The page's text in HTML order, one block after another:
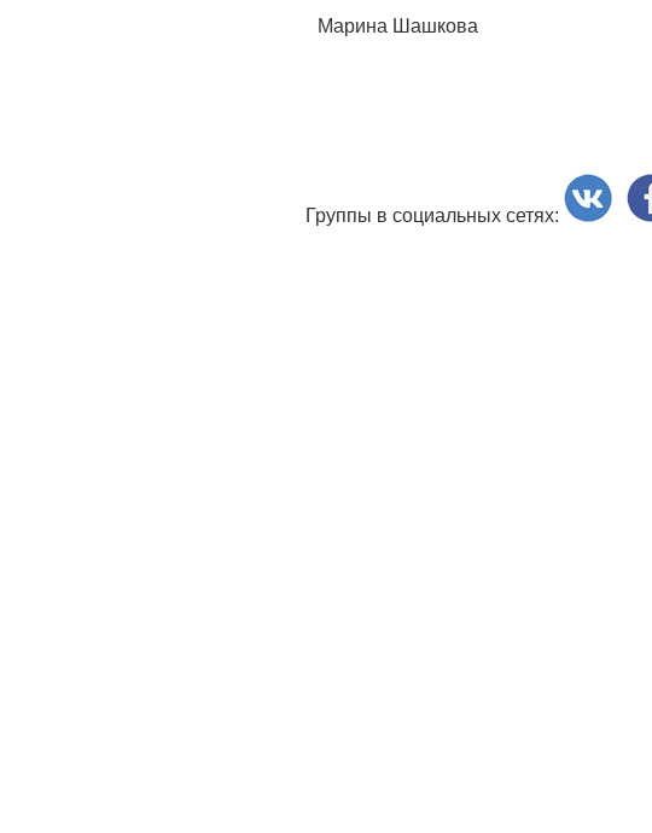
Марина Шашкова
Группы в социальных сетях: